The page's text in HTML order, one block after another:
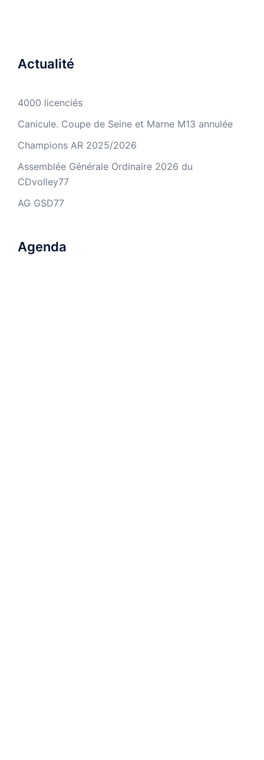
Actualité
4000 licenciés
Canicule. Coupe de Seine et Marne M13 annulée
Champions AR 2025/2026
Assemblée Générale Ordinaire 2026 du
CDvolley77
AG GSD77
Agenda